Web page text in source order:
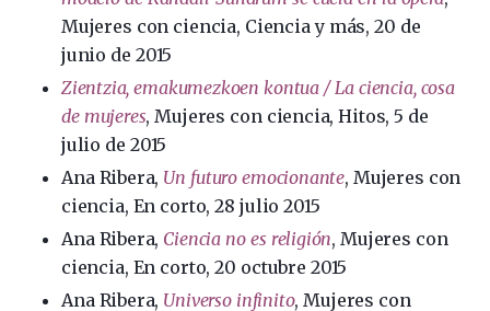
Mujeres con ciencia, Ciencia y más, 20 de
junio de 2015
Zientzia, emakumezkoen kontua / La ciencia, cosa
de mujeres, Mujeres con ciencia, Hitos, 5 de
julio de 2015
Ana Ribera, Un futuro emocionante, Mujeres con
ciencia, En corto, 28 julio 2015
Ana Ribera, Ciencia no es religión, Mujeres con
ciencia, En corto, 20 octubre 2015
Ana Ribera, Universo infinito, Mujeres con